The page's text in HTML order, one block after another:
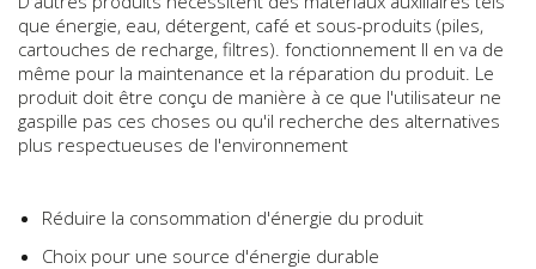
que énergie, eau, détergent, café et sous-produits (piles,
cartouches de recharge, filtres). fonctionnement Il en va de
même pour la maintenance et la réparation du produit. Le
produit doit être conçu de manière à ce que l'utilisateur ne
gaspille pas ces choses ou qu'il recherche des alternatives
plus respectueuses de l'environnement
Réduire la consommation d'énergie du produit
Choix pour une source d'énergie durable